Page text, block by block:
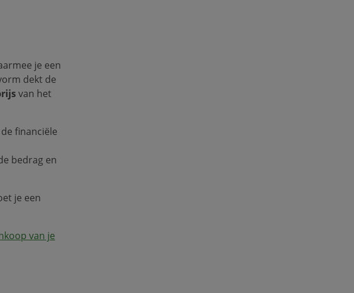
je een
dekt de
van het
financiële
bedrag en
je een
van je